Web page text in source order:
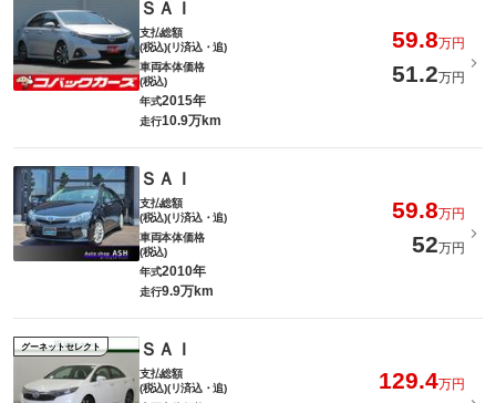
ＳＡＩ
支払総額
(税込)(リ済込・追)
59.8万円
車両本体価格
(税込)
51.2万円
年式2015年
走行10.9万km
ＳＡＩ
支払総額
(税込)(リ済込・追)
59.8万円
車両本体価格
(税込)
52万円
年式2010年
走行9.9万km
グーネットセレクト ＳＡＩ
支払総額
(税込)(リ済込・追)
129.4万円